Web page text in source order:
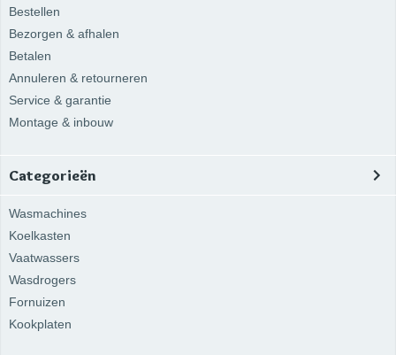
Bestellen
Bezorgen & afhalen
Betalen
Annuleren & retourneren
Service & garantie
Montage & inbouw
Categorieën
Wasmachines
Koelkasten
Vaatwassers
Wasdrogers
Fornuizen
Kookplaten